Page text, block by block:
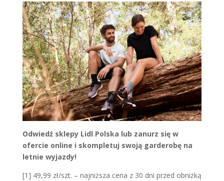
Odwiedź sklepy Lidl Polska lub zanurz się w
ofercie online i skompletuj swoją garderobę na
letnie wyjazdy!
[1] 49,99 zł/szt. – najniższa cena z 30 dni przed obniżką